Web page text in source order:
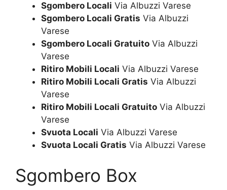
Sgombero Locali Via Albuzzi Varese
Sgombero Locali Gratis Via Albuzzi
Varese
Sgombero Locali Gratuito Via Albuzzi
Varese
Ritiro Mobili Locali Via Albuzzi Varese
Ritiro Mobili Locali Gratis Via Albuzzi
Varese
Ritiro Mobili Locali Gratuito Via Albuzzi
Varese
Svuota Locali Via Albuzzi Varese
Svuota Locali Gratis Via Albuzzi Varese
Sgombero Box